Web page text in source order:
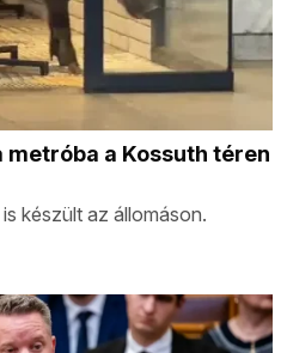
a Kossuth téren
készült az állomáson.